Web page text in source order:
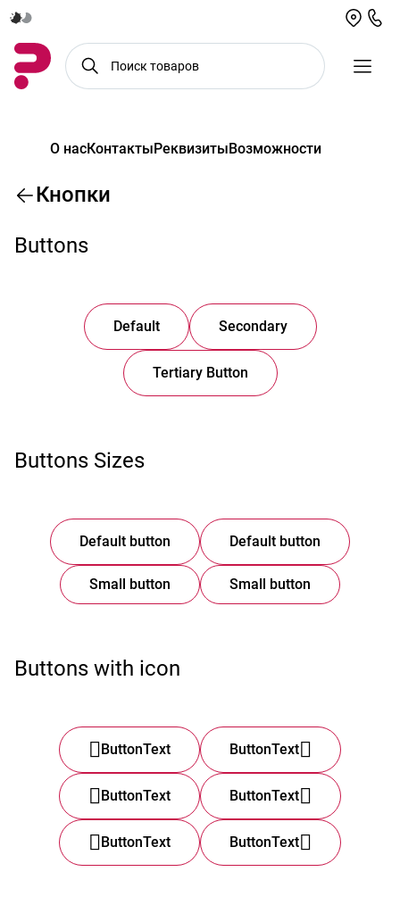
О насКонтактыРеквизитыВозможности
Кнопки
Buttons
Default Secondary
Tertiary Button
Buttons Sizes
Default button Default button
Small button Small button
Buttons with icon
ButtonText ButtonText
ButtonText ButtonText
ButtonText ButtonText